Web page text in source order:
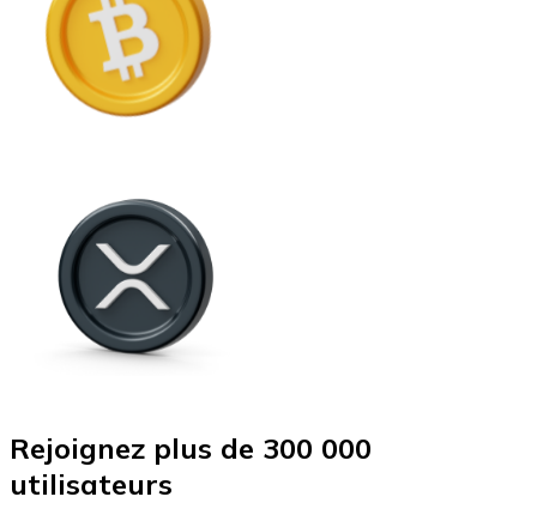
Rejoignez plus de 300 000
utilisateurs